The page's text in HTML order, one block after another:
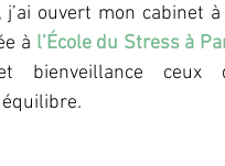
Sport PETITES
ouvert mon cabinet à
à l’École du Stress à
bienveillance ceux